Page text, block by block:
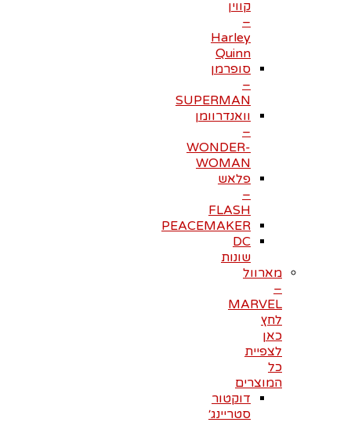
קווין
–
Harley
Quinn
סופרמן
–
SUPERMAN
וואנדרוומן
–
WONDER-
WOMAN
פלאש
–
FLASH
PEACEMAKER
DC
שונות
מארוול
–
MARVEL
לחץ
כאן
לצפיית
כל
המוצרים
דוקטור
סטריינג׳